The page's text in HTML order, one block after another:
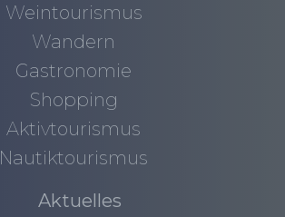
Weintourismus
Wandern
Gastronomie
Shopping
Aktivtourismus
Nautiktourismus
Aktuelles